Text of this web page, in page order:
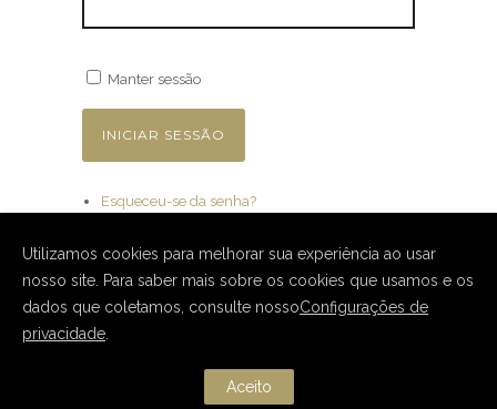
Manter sessão
INICIAR SESSÃO
Esqueceu-se da senha?
Copyright IdianeOli. All Rights Reserved
Utilizamos cookies para melhorar sua experiência ao usar
nosso site. Para saber mais sobre os cookies que usamos e os
dados que coletamos, consulte nossoConfigurações de
privacidade
Aceito